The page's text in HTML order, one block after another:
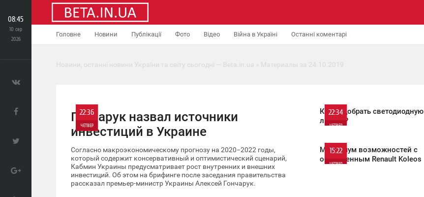
Головне Новини Публікації Фото Відео Війна в Україні Останні коментарі
08:45
10 сер
2026
Новини, останні новини України та світу сьогодні — Beta.in.ua » Материалы за 24.10.2019
22:36
ЧЕТВЕР
819
Гончарук назвал источники
инвестиций в Украине
Согласно макроэкономическому прогнозу на 2020−2022 годы,
который содержит консервативный и оптимистический сценарий,
Кабмин Украины предусматривает рост внутренних и внешних
инвестиций. Об этом на брифинге после заседания правительства
рассказал премьер-министр Украины Алексей Гончарук.
22:34
ЧЕТВЕР
Как подобрать светодиодную
люстру?
15:22
ЧЕТВЕР
Максимум возможностей с
обновленным Renault Koleos